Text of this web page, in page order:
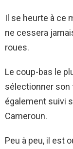
Il se heurte à ce
ne cessera
roues.
Le coup-bas le
sélectionner son
également suivi
Cameroun.
Peu à peu, il est